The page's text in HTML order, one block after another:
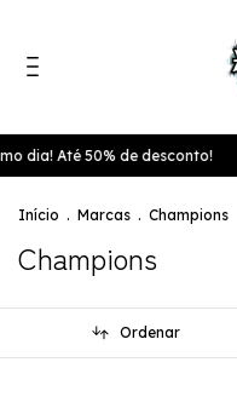
dia! Até 50% de desconto!
Início . Marcas . Champions
Champions
Ordenar